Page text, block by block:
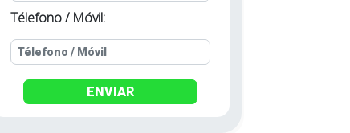
Télefono / Móvil:
ENVIAR